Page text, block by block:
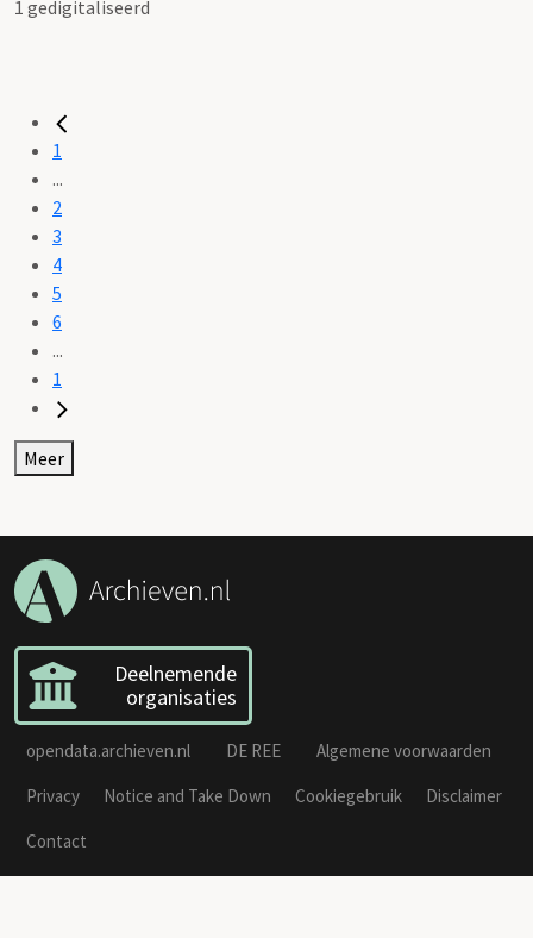
1 gedigitaliseerd
1
...
2
3
4
5
6
...
1
Meer
Deelnemende
organisaties
opendata.archieven.nl DE REE
Algemene voorwaarden
Privacy
Notice and Take Down Cookiegebruik
Disclaimer
Contact